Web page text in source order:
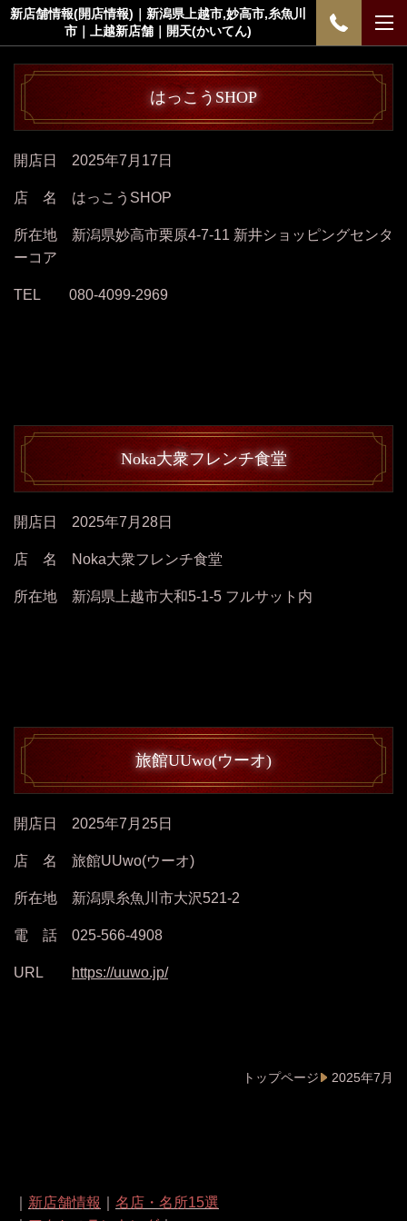
新店舗情報(開店情報)｜新潟県上越市,妙高市,糸魚川
市｜上越新店舗｜開天(かいてん)
はっこうSHOP
開店日 2025年7月17日
店 名 はっこうSHOP
所在地 新潟県妙高市栗原4-7-11 新井ショッピングセンタ
ーコア
TEL 080-4099-2969
Noka大衆フレンチ食堂
開店日 2025年7月28日
店 名 Noka大衆フレンチ食堂
所在地 新潟県上越市大和5-1-5 フルサット内
旅館UUwo(ウーオ)
開店日 2025年7月25日
店 名 旅館UUwo(ウーオ)
所在地 新潟県糸魚川市大沢521-2
電 話 025-566-4908
URL https://uuwo.jp/
トップページ 2025年7月
新店舗情報
名店・名所15選